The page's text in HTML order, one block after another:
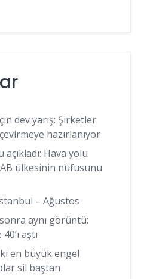
dev yarış: Şirketler
hazırlanıyor
Hava yolu
AB ülkesinin nüfusunu
– Ağustos
aynı görüntü:
aştı
en büyük engel
sil baştan